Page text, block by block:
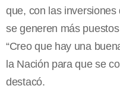
que, con las
se generen más
“Creo que hay una
la Nación para que se
destacó.